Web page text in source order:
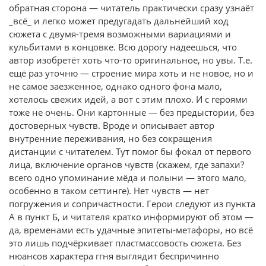
обратная сторона — читатель практически сразу узнаёт
_всё_ и легко может предугадать дальнейший ход
сюжета с двумя-тремя возможными вариациями и
кульбитами в концовке. Всю дорогу надеешься, что
автор изобретёт хоть что-то оригинальное, но увы. Т.е.
ещё раз уточню — строение мира хоть и не новое, но и
не самое заезженное, однако одного фона мало,
хотелось свежих идей, а вот с этим плохо. И с героями
тоже не очень. Они картонные — без предыстории, без
достоверных чувств. Вроде и описывает автор
внутренние переживания, но без сокращения
дистанции с читателем. Тут помог бы фокал от первого
лица, включение органов чувств (скажем, где запахи?
всего одно упоминание мёда и полыни — этого мало,
особенно в таком сеттинге). Нет чувств — нет
погружения и сопричастности. Герои следуют из пункта
А в пункт Б, и читателя кратко информируют об этом —
да, временами есть удачные эпитеты-метафоры, но всё
это лишь подчёркивает пластмассовость сюжета. Без
нюансов характера ггня выглядит беспричинно